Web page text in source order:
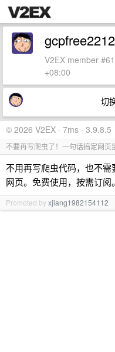
V2EX member
+08:00
切
© 2026 V2EX · 7ms · 3.9.8.5
不要再写爬虫了！一句话搞定网页
不用再写爬虫代码，也不
网页。免费使用，按需订
Promoted byxjiang1982154112